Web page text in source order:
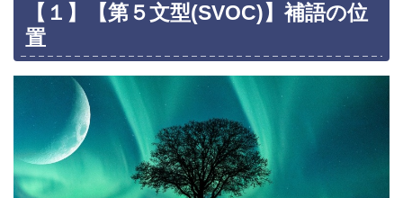
【１】【第５文型(SVOC)】補語の位
置